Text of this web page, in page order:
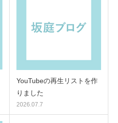
YouTubeの再生リストを作
りました
2026.07.7